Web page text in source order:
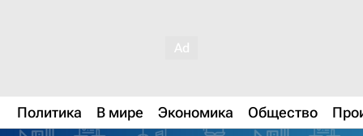
Политика В мире Экономика Общество